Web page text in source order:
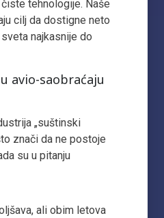
tehnologije. Naše
cilj da dostigne neto
najkasnije do
avio-saobraćaju
„suštinski
znači da ne postoje
su u pitanju
ali obim letova